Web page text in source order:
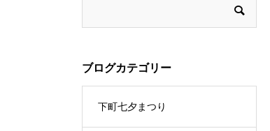
ブログカテゴリー
下町七夕まつり